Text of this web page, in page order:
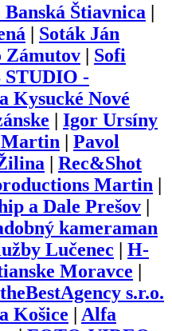
Štiavnica
Soták Ján
Zámutov
Sofi
-
Kysucké Nové
Igor Ursíny
Martin
Pavol
Rec&Shot
Martin
a Dale Prešov
kameraman
Lučenec
H-
Moravce
theBestAgency s.r.o.
Košice
Alfa